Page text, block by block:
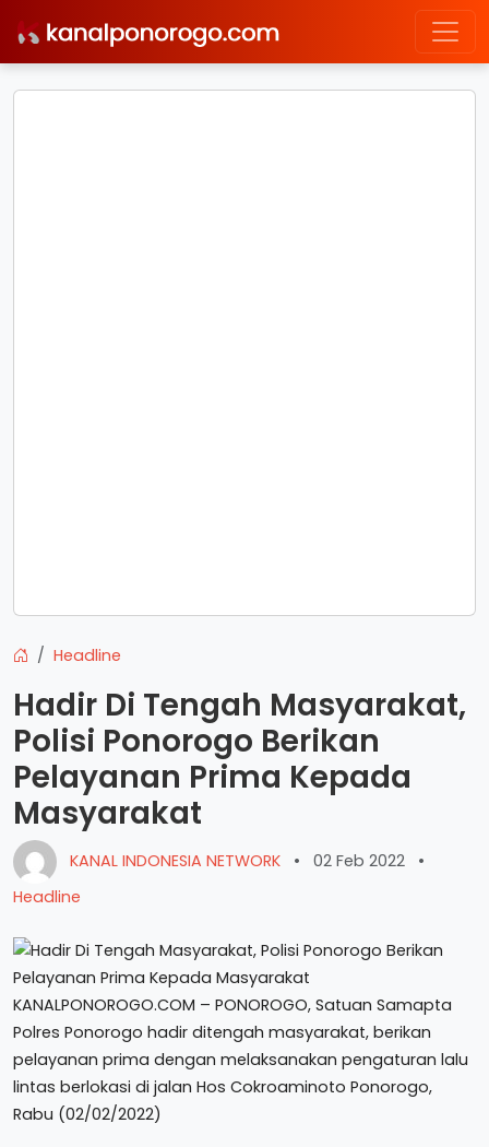
Headline
Hadir Di Tengah Masyarakat,
Polisi Ponorogo Berikan
Pelayanan Prima Kepada
Masyarakat
KANAL INDONESIA NETWORK • 02 Feb 2022
•
Headline
KANALPONOROGO.COM – PONOROGO, Satuan Samapta
Polres Ponorogo hadir ditengah masyarakat, berikan
pelayanan prima dengan melaksanakan pengaturan lalu
lintas berlokasi di jalan Hos Cokroaminoto Ponorogo,
Rabu (02/02/2022)